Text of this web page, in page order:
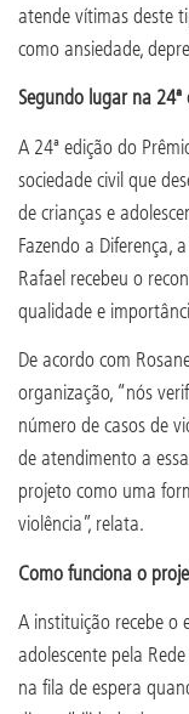
atende vítimas deste
como ansiedade,
Segundo lugar na
A 24ª edição do
sociedade civil que
de crianças e
Fazendo a Diferença,
Rafael recebeu o
qualidade e
De acordo com
organização, “nós
número de casos de
de atendimento a
projeto como uma
violência”, relata.
Como funciona o
A instituição recebe o
adolescente pela
na fila de espera